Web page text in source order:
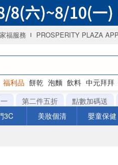
福服務 PROSPERITY PLAZA
福利品 餅乾 泡麵 飲料 中元拜拜
第二件五折 點數加碼送
3C 美妝個清 嬰童保健